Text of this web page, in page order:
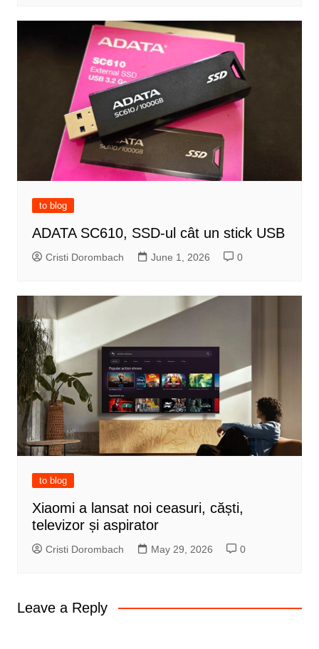
to blog
ADATA SC610, SSD-ul cât un stick USB
Cristi Dorombach June 1, 2026 0
to blog
Xiaomi a lansat noi ceasuri, căști,
televizor și aspirator
Cristi Dorombach May 29, 2026 0
Leave a Reply